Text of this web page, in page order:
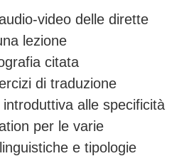
video delle dirette
lezione
citata
di traduzione
alle specificità
per le varie
e tipologie